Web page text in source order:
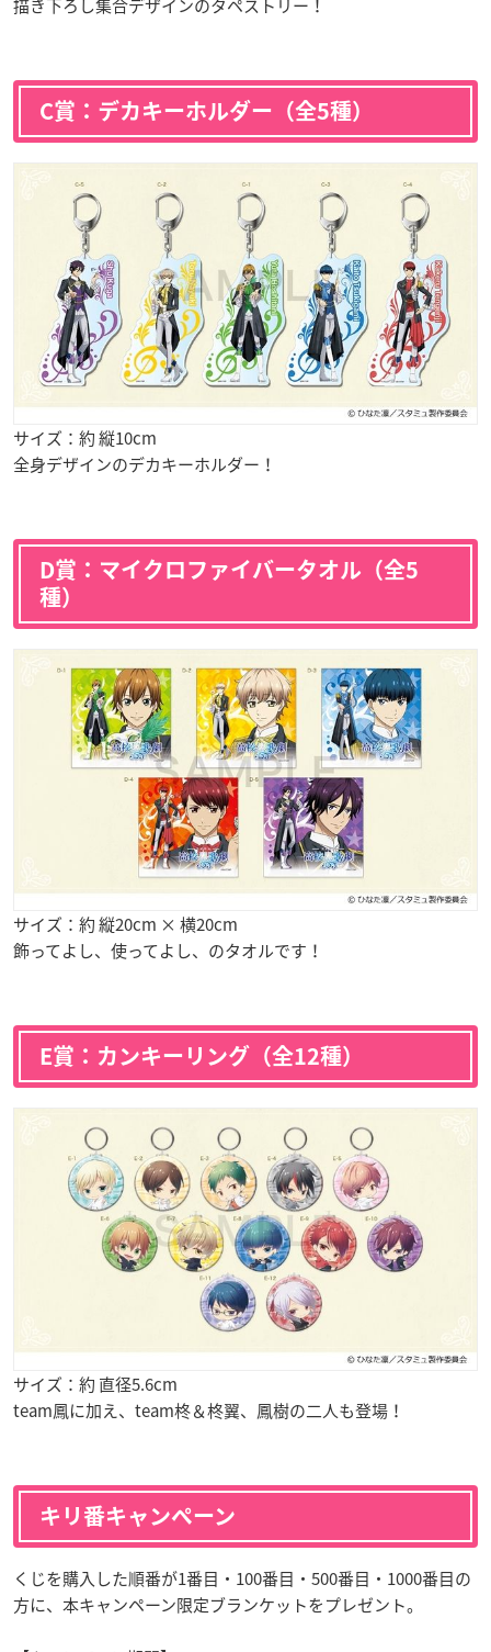
描き下ろし集合デザインのタペストリー！
C賞：デカキーホルダー（全5種）
サイズ：約 縦10cm
全身デザインのデカキーホルダー！
D賞：マイクロファイバータオル（全5
種）
サイズ：約 縦20cm × 横20cm
飾ってよし、使ってよし、のタオルです！
E賞：カンキーリング（全12種）
サイズ：約 直径5.6cm
team鳳に加え、team柊＆柊翼、鳳樹の二人も登場！
キリ番キャンペーン
くじを購入した順番が1番目・100番目・500番目・1000番目の
方に、本キャンペーン限定ブランケットをプレゼント。